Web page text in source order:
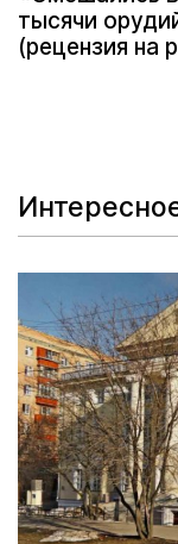
тысячи
(рецензия на